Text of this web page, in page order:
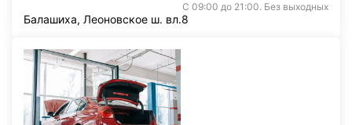
С 09:00 до 21:00. Без выходных
Балашиха, Леоновское ш. вл.8